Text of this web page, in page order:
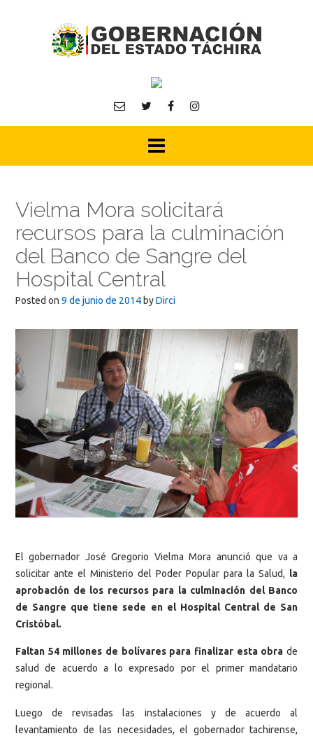
Vielma Mora solicitará
recursos para la culminación
del Banco de Sangre del
Hospital Central
Posted on 9 de junio de 2014 byDirci
El gobernador José Gregorio Vielma Mora anunció que va a
solicitar ante el Ministerio del Poder Popular para la Salud, la
aprobación de los recursos para la culminación del Banco
de Sangre que tiene sede en el Hospital Central de San
Cristóbal.
Faltan 54 millones de bolívares para finalizar esta obra de
salud de acuerdo a lo expresado por el primer mandatario
regional.
Luego de revisadas las instalaciones y de acuerdo al
levantamiento de las necesidades, el gobernador tachirense,